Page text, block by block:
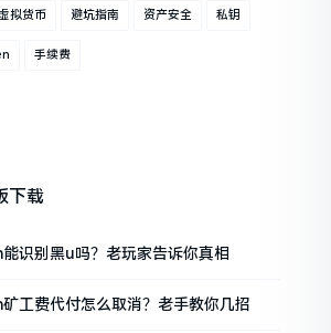
拟货币 避坑指南 资产安全 私钥
手续费
下载
识别黑u吗？老玩家告诉你真相
工费代付怎么取消？老手教你几招